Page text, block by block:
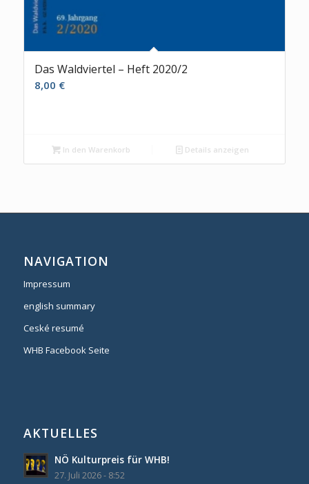
Das Waldviertel – Heft 2020/2
8,00 €
In den Warenkorb Details anzeigen
NAVIGATION
Impressum
english summary
Ceské resumé
WHB Facebook Seite
AKTUELLES
NÖ Kulturpreis für WHB!
27. Juli 2026 - 8:52